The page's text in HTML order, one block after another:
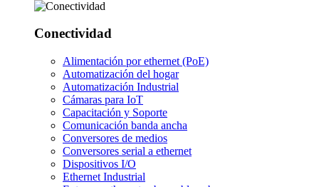
Conectividad
Alimentación por ethernet (PoE)
Automatización del hogar
Automatización Industrial
Cámaras para IoT
Capacitación y Soporte
Comunicación banda ancha
Conversores de medios
Conversores serial a ethernet
Dispositivos I/O
Ethernet Industrial